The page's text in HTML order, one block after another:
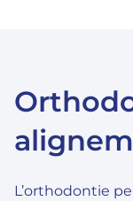
L’orthodontie